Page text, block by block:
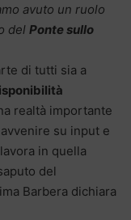
avuto un ruolo
del Ponte sullo
di tutti sia a
realtà importante
su input e
in quella
del
Barbera dichiara